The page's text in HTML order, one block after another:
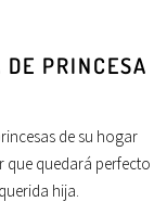
PRINCESA
de su hogar
que quedará perfecto
hija.